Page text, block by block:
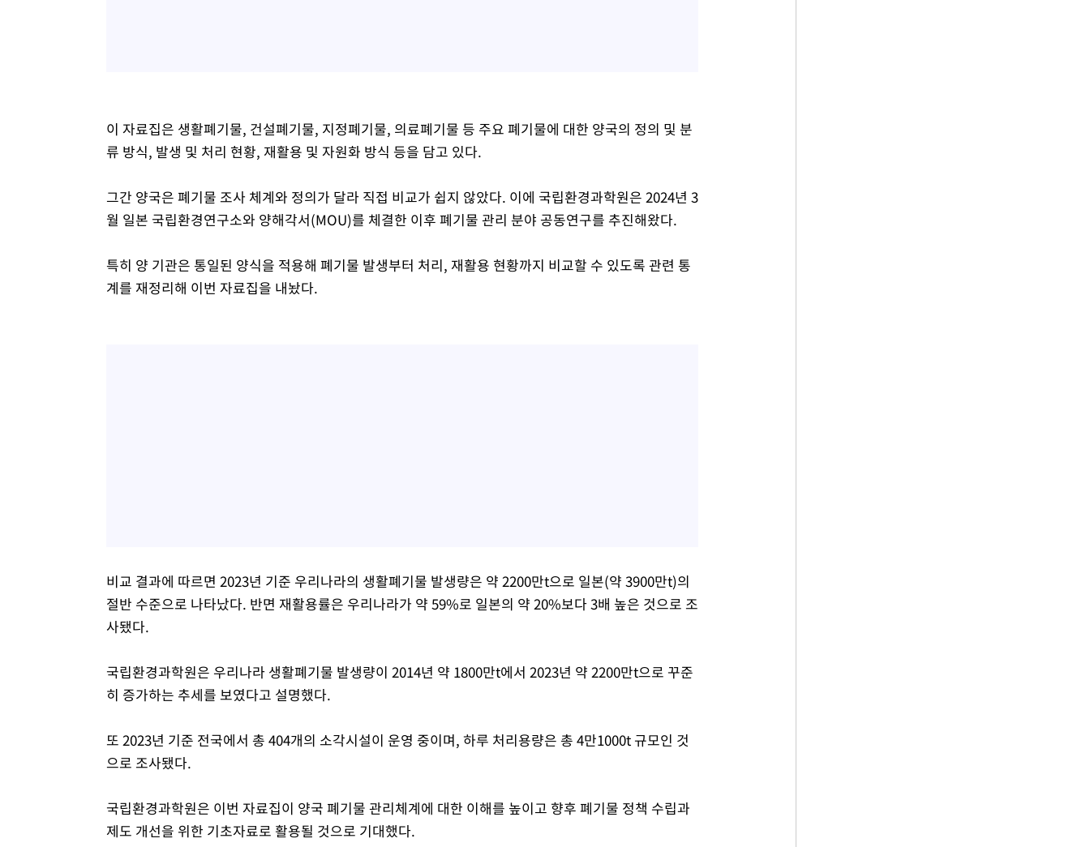
이 자료집은 생활폐기물, 건설폐기물, 지정폐기물, 의료폐기물 등 주요 폐기물에 대한 양국의 정의 및 분
류 방식, 발생 및 처리 현황, 재활용 및 자원화 방식 등을 담고 있다.
그간 양국은 폐기물 조사 체계와 정의가 달라 직접 비교가 쉽지 않았다. 이에 국립환경과학원은 2024년 3
월 일본 국립환경연구소와 양해각서(MOU)를 체결한 이후 폐기물 관리 분야 공동연구를 추진해왔다.
특히 양 기관은 통일된 양식을 적용해 폐기물 발생부터 처리, 재활용 현황까지 비교할 수 있도록 관련 통
계를 재정리해 이번 자료집을 내놨다.
비교 결과에 따르면 2023년 기준 우리나라의 생활폐기물 발생량은 약 2200만t으로 일본(약 3900만t)의
절반 수준으로 나타났다. 반면 재활용률은 우리나라가 약 59%로 일본의 약 20%보다 3배 높은 것으로 조
사됐다.
국립환경과학원은 우리나라 생활폐기물 발생량이 2014년 약 1800만t에서 2023년 약 2200만t으로 꾸준
히 증가하는 추세를 보였다고 설명했다.
또 2023년 기준 전국에서 총 404개의 소각시설이 운영 중이며, 하루 처리용량은 총 4만1000t 규모인 것
으로 조사됐다.
국립환경과학원은 이번 자료집이 양국 폐기물 관리체계에 대한 이해를 높이고 향후 폐기물 정책 수립과
제도 개선을 위한 기초자료로 활용될 것으로 기대했다.